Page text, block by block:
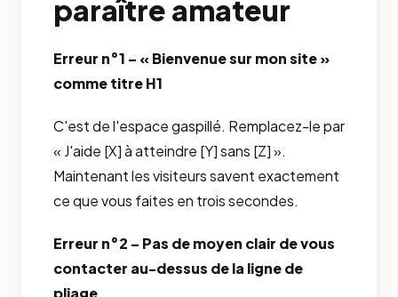
paraître amateur
Erreur n°1 – « Bienvenue sur mon site »
comme titre H1
C'est de l'espace gaspillé. Remplacez-le par
« J'aide [X] à atteindre [Y] sans [Z] ».
Maintenant les visiteurs savent exactement
ce que vous faites en trois secondes.
Erreur n°2 – Pas de moyen clair de vous
contacter au-dessus de la ligne de
pliage